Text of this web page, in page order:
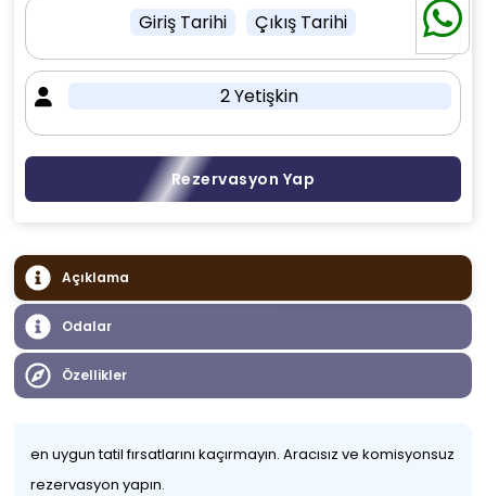
Giriş Tarihi Çıkış Tarihi
2 Yetişkin
Rezervasyon Yap
Açıklama
Odalar
Özellikler
en uygun tatil fırsatlarını kaçırmayın. Aracısız ve komisyonsuz
rezervasyon yapın.